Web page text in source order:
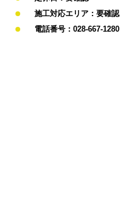
施工対応エリア：要確認
電話番号：028-667-1280